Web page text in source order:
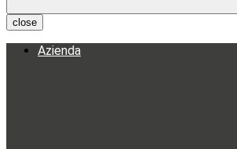
close
Azienda